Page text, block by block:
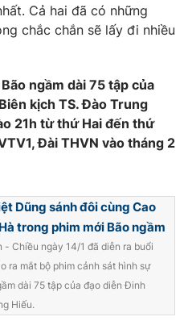
thức nếu không có sự chấp
VTV.vn khi phát hành lại
Cả hai đã có những
chắc chắn sẽ lấy đi nhiều
ngầm dài 75 tập của
kịch TS. Đào Trung
21h từ thứ Hai đến thứ
Đài THVN vào tháng 2
Dũng sánh đôi cùng Cao
trong phim mới Bão ngầm
- Chiều ngày 14/1 đã diễn ra buổi
ra mắt bộ phim cảnh sát hình sự
dài 75 tập của đạo diễn Đinh
Hiếu.